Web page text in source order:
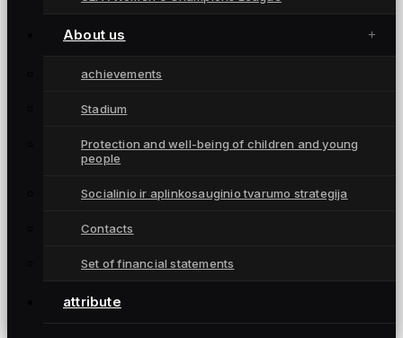
About us
achievements
Stadium
Protection and well-being of children and young
people
Socialinio ir aplinkosauginio tvarumo strategija
Contacts
Set of financial statements
attribute